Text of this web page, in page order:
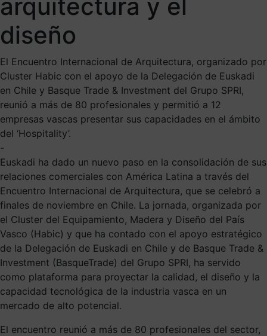
arquitectura y el
diseño
El Encuentro Internacional de Arquitectura, organizado por
Cluster Habic con el apoyo de la Delegación de Euskadi
en Chile y Basque Trade & Investment del Grupo SPRI,
reunió a más de 80 profesionales y permitió a 12
empresas vascas presentar sus capacidades en el ámbito
del ‘Hospitality’.
-
Euskadi ha dado un nuevo paso en la consolidación de sus
relaciones comerciales con América Latina a través del
Encuentro Internacional de Arquitectura, que se celebró a
finales de noviembre en Chile. La jornada, organizada por
el Cluster del Equipamiento, Madera y Diseño del País
Vasco (Habic) y que ha contado con el apoyo estratégico
de la Delegación de Euskadi en Chile y de Basque Trade &
Investment (BasqueTrade) del Grupo SPRI, ha servido
como plataforma para proyectar la calidad, el diseño y la
capacidad tecnológica de la industria vasca en un
mercado de alto potencial.
El encuentro reunió a más de 80 profesionales del sector,